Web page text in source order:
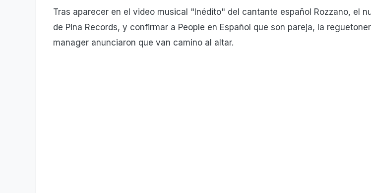
Tras aparecer en el video musical "Inédito" del cantante español Rozzano, el
de Pina Records, y confirmar a People en Español que son pareja, la
manager anunciaron que van camino al altar.